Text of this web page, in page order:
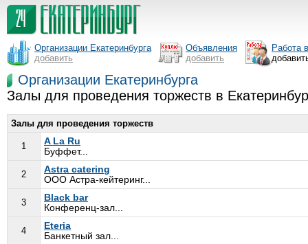
Организации Екатеринбурга
добавить
Объявления
добавить
Работа
Организации Екатеринбурга
Залы для проведения торжеств в
Залы для проведения торжеств
1
A La Ru
Буффет...
2
Astra catering
ООО Астра-кейтеринг...
3
Black bar
Конференц-зал...
4
Eteria
Банкетный зал...